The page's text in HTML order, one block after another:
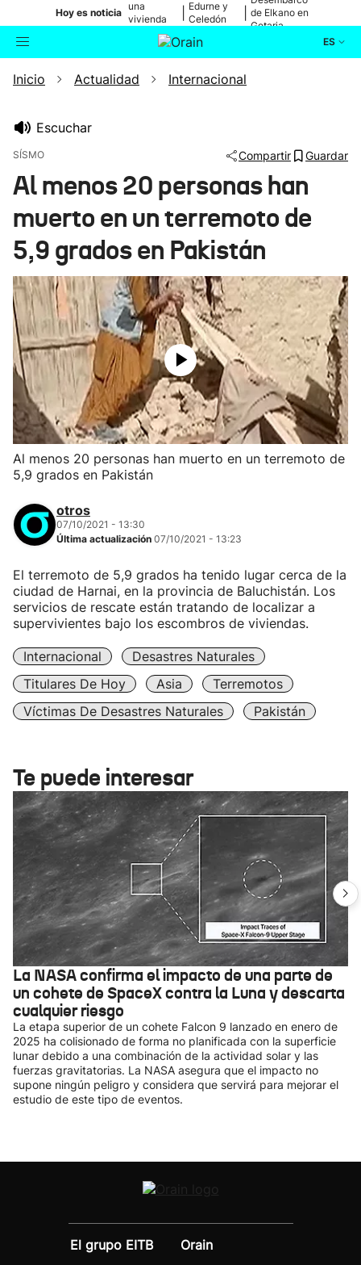
Hoy es noticia
una
vivienda
de Bilbao
Edurne y
Celedón
de Elkano en
Getaria
ES
Buscador Actualidad
Ikusmiran
Eguraldia
Inicio Actualidad Internacional
Escuchar
SÍSMO Compartir Guardar
Al menos 20 personas han
muerto en un terremoto de
5,9 grados en Pakistán
Al menos 20 personas han muerto en un terremoto de
5,9 grados en Pakistán
otros
07/10/2021 - 13:30
Última actualización 07/10/2021 - 13:23
El terremoto de 5,9 grados ha tenido lugar cerca de la
ciudad de Harnai, en la provincia de Baluchistán. Los
servicios de rescate están tratando de localizar a
supervivientes bajo los escombros de viviendas.
Internacional
Desastres Naturales
Titulares De Hoy
Asia
Terremotos
Víctimas De Desastres Naturales
Pakistán
Te puede interesar
La NASA confirma el impacto de una parte de
un cohete de SpaceX contra la Luna y descarta
cualquier riesgo
La etapa superior de un cohete Falcon 9 lanzado en enero de
2025 ha colisionado de forma no planificada con la superficie
lunar debido a una combinación de la actividad solar y las
fuerzas gravitatorias. La NASA asegura que el impacto no
supone ningún peligro y considera que servirá para mejorar el
estudio de este tipo de eventos.
El grupo EITB
Orain